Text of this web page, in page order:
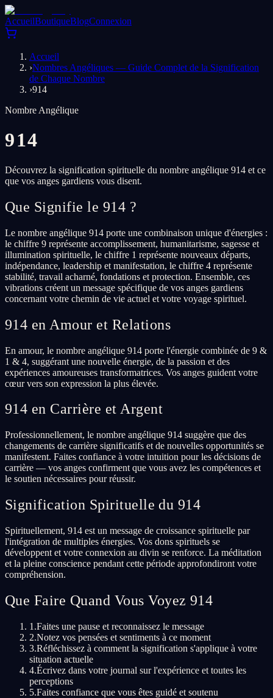
AccueilBoutiqueBlogConnexion
Accueil
›Nombres Angéliques — Guide Complet de la Signification
de Chaque Nombre
›914
Nombre Angélique
914
Découvrez la signification spirituelle du nombre angélique 914 et ce
que vos anges gardiens vous disent.
Que Signifie le 914 ?
Le nombre angélique 914 porte une combinaison unique d'énergies :
le chiffre 9 représente accomplissement, humanitarisme, sagesse et
illumination spirituelle, le chiffre 1 représente nouveaux départs,
indépendance, leadership et manifestation, le chiffre 4 représente
stabilité, travail acharné, fondations et protection. Ensemble, ces
vibrations créent un message spécifique de vos anges gardiens
concernant votre chemin de vie actuel et votre voyage spirituel.
914 en Amour et Relations
En amour, le nombre angélique 914 porte l'énergie combinée de 9 &
1 & 4, suggérant une nouvelle énergie, de la passion et des
expériences amoureuses transformatrices. Vos anges guident votre
cœur vers son expression la plus élevée.
914 en Carrière et Argent
Professionnellement, le nombre angélique 914 suggère que des
changements de carrière significatifs et de nouvelles opportunités se
manifestent. Faites confiance à votre intuition pour les décisions de
carrière — vos anges confirment que vous avez les compétences et
le soutien nécessaires pour réussir.
Signification Spirituelle du 914
Spirituellement, 914 est un message de croissance spirituelle par
l'intégration de multiples énergies. Vos dons spirituels se
développent et votre connexion au divin se renforce. La méditation
et la pleine conscience pendant cette période approfondiront votre
compréhension.
Que Faire Quand Vous Voyez 914
1.Faites une pause et reconnaissez le message
2.Notez vos pensées et sentiments à ce moment
3.Réfléchissez à comment la signification s'applique à votre
situation actuelle
4.Écrivez dans votre journal sur l'expérience et toutes les
perceptions
5.Faites confiance que vous êtes guidé et soutenu